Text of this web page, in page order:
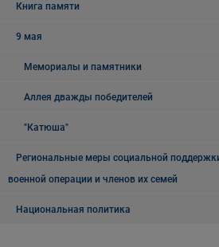
Книга памяти
9 мая
Мемориалы и памятники
Аллея дважды победителей
"Катюша"
Региональные меры социальной
военной операции и членов их семей
Национальная политика